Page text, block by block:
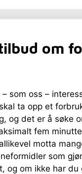
om
– som oss –
ta opp et
og det er å søke
fem
motta
som
og om ikke har